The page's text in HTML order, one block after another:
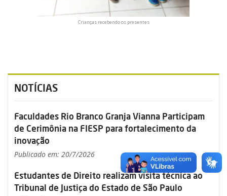
Crianças recebendo os presentes
NOTÍCIAS
Faculdades Rio Branco Granja Vianna Participam
de Cerimônia na FIESP para fortalecimento da
inovação
Publicado em: 20/7/2026
Estudantes de Direito realizam visita técnica ao
Tribunal de Justiça do Estado de São Paulo